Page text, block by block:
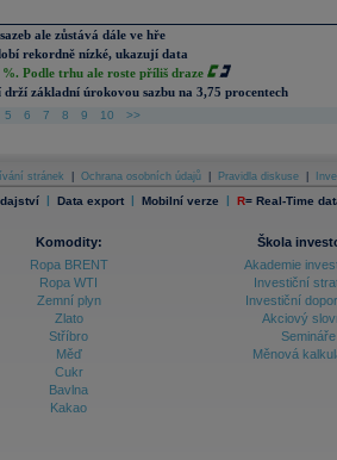
ale zůstává dále ve hře
rekordně nízké, ukazují data
Podle trhu ale roste příliš draze
základní úrokovou sazbu na 3,75 procentech
5 6 7 8 9 10 >>
stránek Ochrana osobních údajů Pravidla diskuse
| Data export | Mobilní verze | R= Real-Time
Komodity:
Ropa BRENT
Ropa WTI
Zemní plyn
Zlato
Stříbro
Měď
Cukr
Bavlna
Kakao
Škola
Akademie
Investiční
Investiční
Akciový
Semináře
Měnová